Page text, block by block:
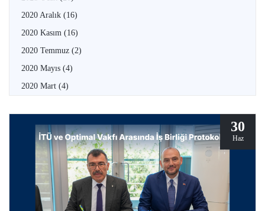
2020 Aralık (16)
2020 Kasım (16)
2020 Temmuz (2)
2020 Mayıs (4)
2020 Mart (4)
30
Haz